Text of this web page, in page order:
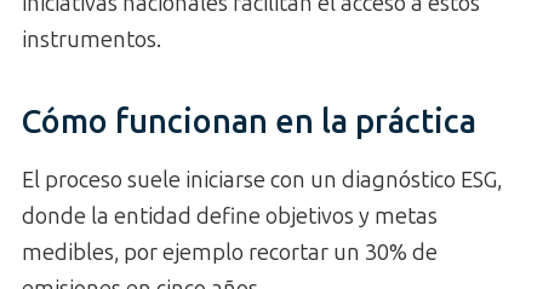
instrumentos.
Cómo funcionan en la práctica
El proceso suele iniciarse con un diagnóstico ESG,
donde la entidad define objetivos y metas
medibles, por ejemplo recortar un 30% de